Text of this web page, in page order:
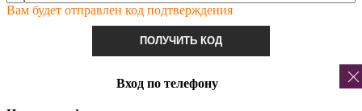
Вам будет отправлен код подтверждения
ПОЛУЧИТЬ КОД
Вход по телефону